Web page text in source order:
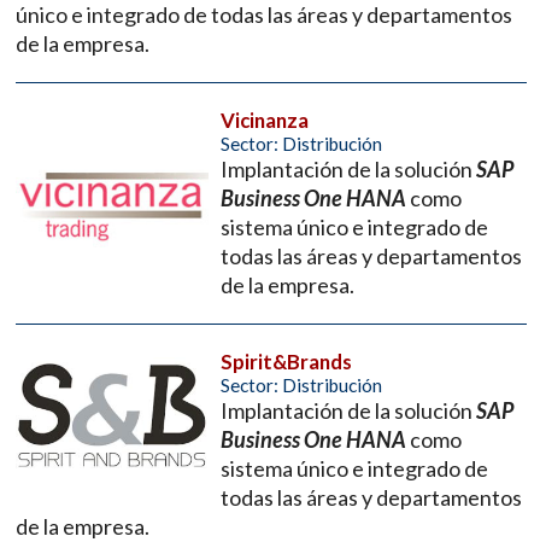
único e integrado de todas las áreas y departamentos
de la empresa.
Vicinanza
Sector: Distribución
Implantación de la soluciónSAP
Business One HANA como
sistema único e integrado de
todas las áreas y departamentos
de la empresa.
Spirit&Brands
Sector: Distribución
Implantación de la soluciónSAP
Business One HANA como
sistema único e integrado de
todas las áreas y departamentos
de la empresa.